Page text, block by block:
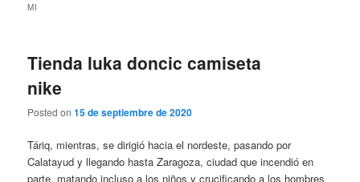
MI
Tienda luka doncic camiseta
nike
Posted on15 de septiembre de 2020
Táriq, mientras, se dirigió hacia el nordeste, pasando por
Calatayud y llegando hasta Zaragoza, ciudad que incendió en
parte, matando incluso a los niños y crucificando a los hombres